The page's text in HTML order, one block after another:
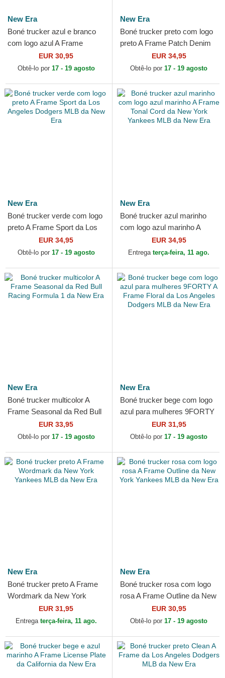
New Era
Boné trucker azul e branco
com logo azul A Frame
League Essential da New
York Yankees MLB da New
EUR 30,95
Obtê-lo por 17 - 19 agosto
New Era
Boné trucker preto com logo
preto A Frame Patch Denim
da New EraEUR 34,95
Obtê-lo por 17 - 19 agosto
New Era
Boné trucker verde com logo
preto A Frame Sport da Los
Angeles Dodgers MLB da
New Era
EUR 34,95
Obtê-lo por 17 - 19 agosto
New Era
Boné trucker azul marinho
com logo azul marinho A
Frame Tonal Cord da New
York Yankees MLB da New...
EUR 34,95
Entrega terça-feira, 11 ago.
New Era
Boné trucker multicolor A
Frame Seasonal da Red Bull
Racing Formula 1 da New
Era
EUR 33,95
Obtê-lo por 17 - 19 agosto
New Era
Boné trucker bege com logo
azul para mulheres 9FORTY
A Frame Floral da Los
Angeles Dodgers MLB da...
EUR 31,95
Obtê-lo por 17 - 19 agosto
New Era
Boné trucker preto A Frame
Wordmark da New York
Yankees MLB da New Era
EUR 31,95
Entrega terça-feira, 11 ago.
New Era
Boné trucker rosa com logo
rosa A Frame Outline da New
York Yankees MLB da New
Era
EUR 30,95
Obtê-lo por 17 - 19 agosto